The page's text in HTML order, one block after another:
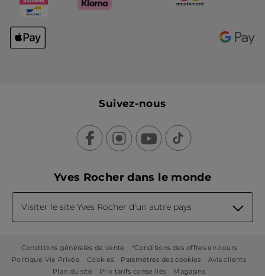
Suivez-nous
Yves Rocher dans le monde
Visiter le site Yves Rocher d'un autre pays
Conditions générales de vente
*Conditions des offres en cours
Politique Vie Privée
Cookies Paramètres des cookies
Avis clients
Plan du site
Prix tarifs conseillés Magasins